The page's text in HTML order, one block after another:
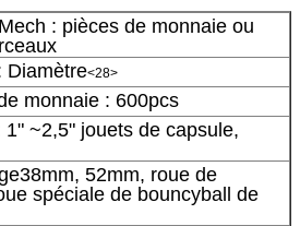
: pièces de monnaie ou
Diamètre<28>
monnaie : 600pcs
1" ~2,5" jouets de capsule,
52mm, roue de
spéciale de bouncyball de